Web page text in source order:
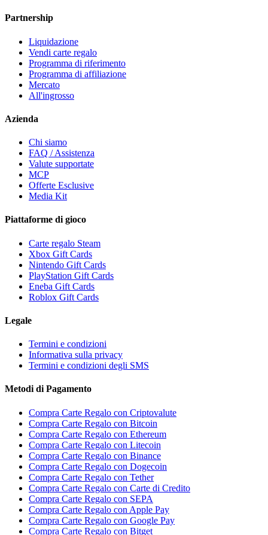
Partnership
Liquidazione
Vendi carte regalo
Programma di riferimento
Programma di affiliazione
Mercato
All'ingrosso
Azienda
Chi siamo
FAQ / Assistenza
Valute supportate
MCP
Offerte Esclusive
Media Kit
Piattaforme di gioco
Carte regalo Steam
Xbox Gift Cards
Nintendo Gift Cards
PlayStation Gift Cards
Eneba Gift Cards
Roblox Gift Cards
Legale
Termini e condizioni
Informativa sulla privacy
Termini e condizioni degli SMS
Metodi di Pagamento
Compra Carte Regalo con Criptovalute
Compra Carte Regalo con Bitcoin
Compra Carte Regalo con Ethereum
Compra Carte Regalo con Litecoin
Compra Carte Regalo con Binance
Compra Carte Regalo con Dogecoin
Compra Carte Regalo con Tether
Compra Carte Regalo con Carte di Credito
Compra Carte Regalo con SEPA
Compra Carte Regalo con Apple Pay
Compra Carte Regalo con Google Pay
Compra Carte Regalo con Bitget